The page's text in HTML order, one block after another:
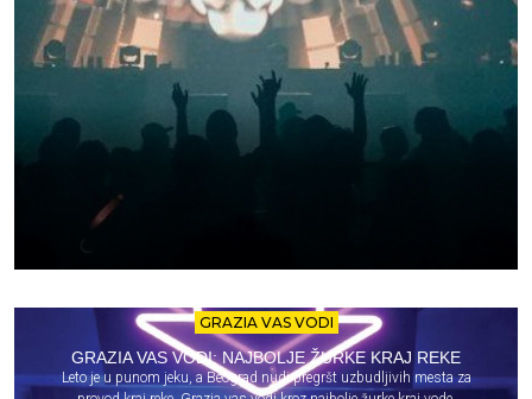
GRAZIA VAS VODI
GRAZIA VAS VODI: NAJBOLJE ŽURKE KRAJ REKE
Leto je u punom jeku, a Beograd nudi pregršt uzbudljivih mesta za